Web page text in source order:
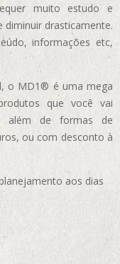
muito estudo e
drasticamente.
informações etc,
o MD1® é uma mega
que você vai
além de formas de
ou com desconto à
aos dias